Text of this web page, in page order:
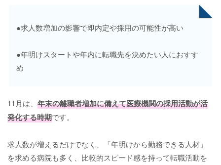
●求人数増加の影響で即内定や採用の可能性が高い
●年明けスタートや年内に転職先を決めたい人におすす
め
11月は、 年末の離職者増加に備えて医療機関の採用活動が活
発化する時期です。
求人数が増えるだけでなく、「年明けから勤務できる人材」
を求める病院も多く、比較的スピード感を持って転職活動を